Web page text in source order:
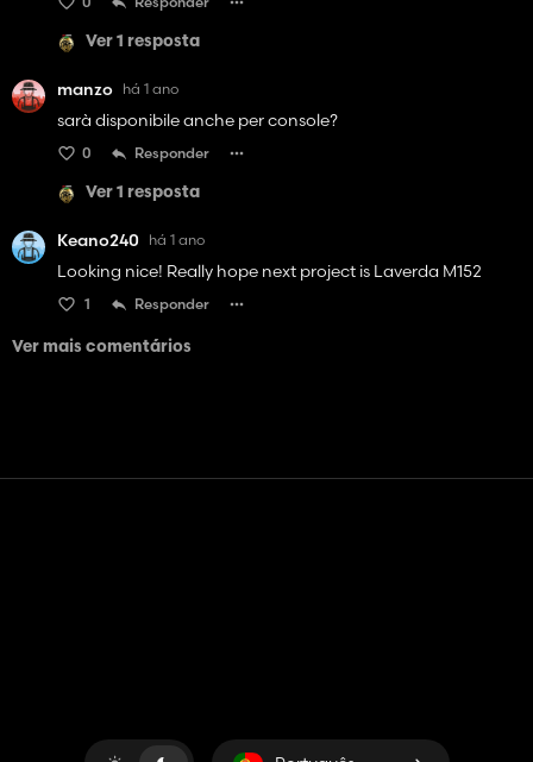
Ver 1 resposta
manzo há 1 ano
sarà disponibile anche per console?
0 Responder
Ver 1 resposta
Keano240 há 1 ano
Looking nice! Really hope next project is Laverda M152
1 Responder
Ver mais comentários